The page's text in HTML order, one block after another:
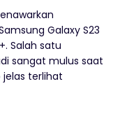
Galaxy S23
Salah satu
sangat mulus saat
terlihat